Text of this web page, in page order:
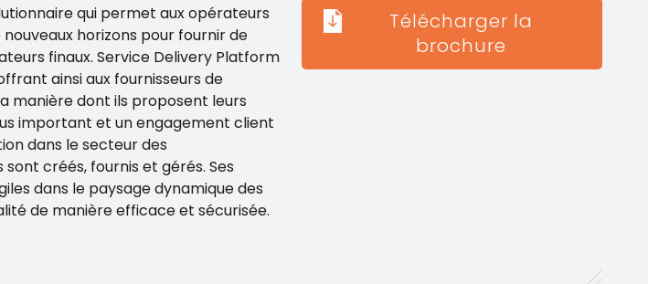
qui permet aux opérateurs
horizons pour fournir de
finaux. Service Delivery Platform
ainsi aux fournisseurs de
manière dont ils proposent leurs
important et un engagement client
dans le secteur des
créés, fournis et gérés. Ses
dans le paysage dynamique des
de manière efficace et sécurisée.
Télécharger la
brochure